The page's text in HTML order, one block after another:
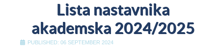
Lista nastavnika
akademska 2024/2025
PUBLISHED: 06 SEPTEMBER 2024